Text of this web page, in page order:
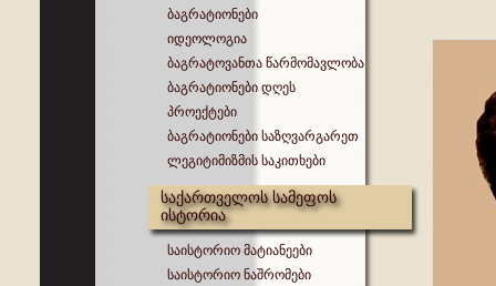
ბაგრატიონები
იდეოლოგია
ბაგრატოვანთა წარმომავლობა
ბაგრატიონები დღეს
პროექტები
ბაგრატიონები საზღვარგარეთ
ლეგიტიმიზმის საკითხები
საქართველოს სამეფოს
ისტორია
საისტორიო მატიანეები
საისტორიო ნაშრომები